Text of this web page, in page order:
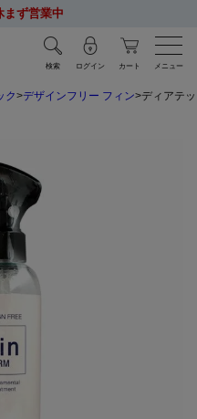
まず営業中
検索 ログイン カート メニュー
ク デザインフリー フィン ディアテ